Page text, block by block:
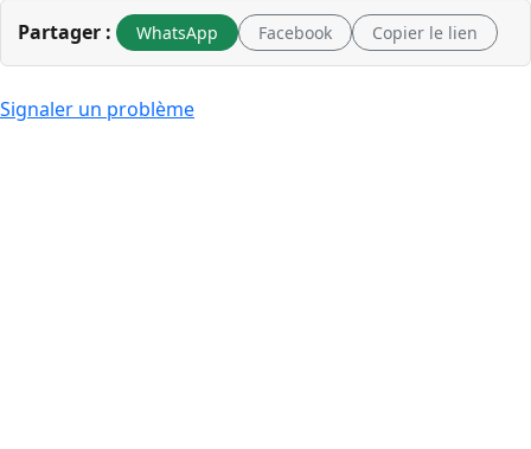
Partager : WhatsApp Facebook Copier le lien
Signaler un problème